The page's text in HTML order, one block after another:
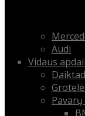
Audi
Vidaus